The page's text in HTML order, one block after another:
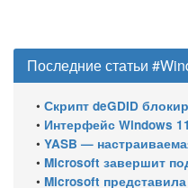
Последние статьи
• Скрипт deGDID блокирует отслеживание
• Интерфейс Windows 11 переходит на
• YASB — настраиваемая строка состояния для
• Microsoft завершит поддержку Windows 10 Enterprise LTSC
• Microsoft представила ИИ-инструменты для